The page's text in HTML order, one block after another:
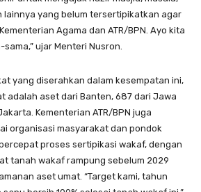
lainnya yang belum tersertipikatkan agar
Agama dan ATR/BPN. Ayo kita
ujar Menteri Nusron.
yang diserahkan dalam kesempatan ini,
adalah aset dari Banten, 687 dari Jawa
Kementerian ATR/BPN juga
organisasi masyarakat dan pondok
proses sertipikasi wakaf, dengan
tanah wakaf rampung sebelum 2029
aset umat. “Target kami, tahun